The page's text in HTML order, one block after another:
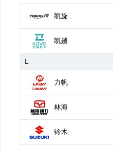
凯旋
凯越
L
力帆
林海
铃木